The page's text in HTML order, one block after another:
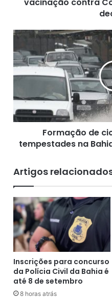
c
n
f
r
n
t
a
o
b
e
a
c
n
a
ç
ã
F
m
a
ã
o
d
l
o
n
e
o
d
e
c
a
u
s
Formação de
tempestades na
Artigos
Inscrições para concurso
da Polícia Civil da Bahia é
até 8 de setembro
8 horas atrás